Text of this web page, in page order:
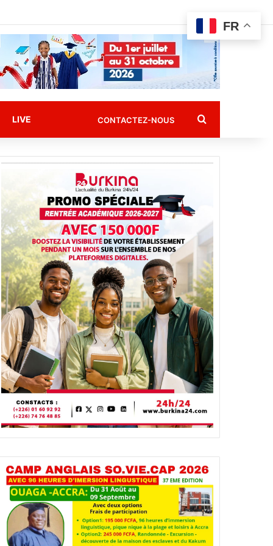
LIVE CONTACTEZ-NOUS Rechercher
FR